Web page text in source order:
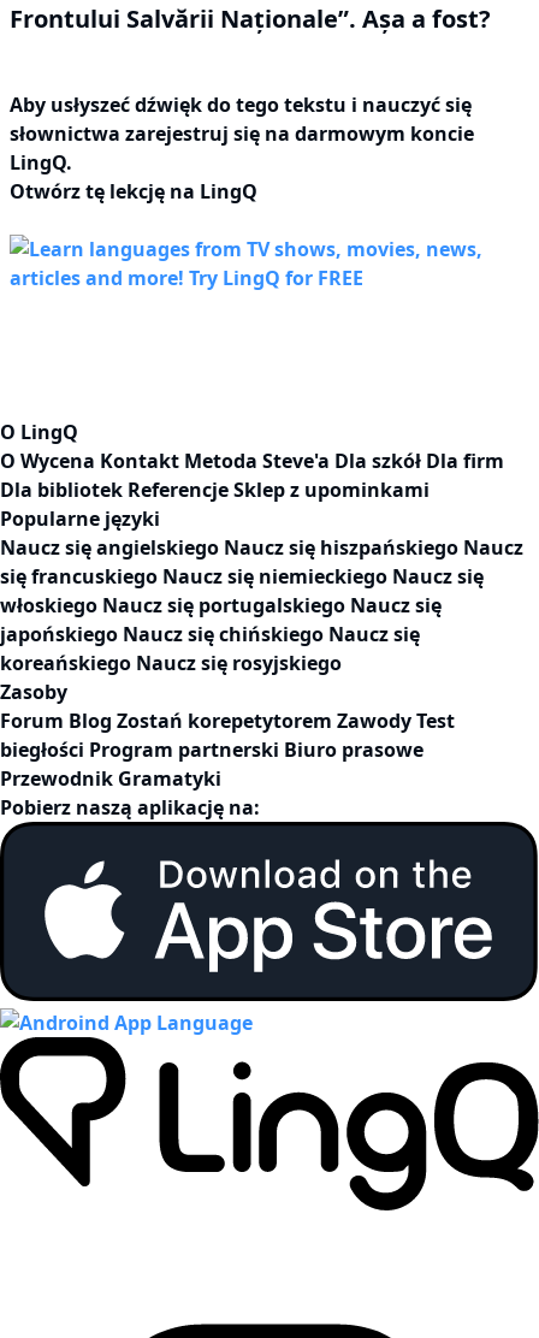
Frontului Salvării Naționale”. Așa a fost?
Aby usłyszeć dźwięk do tego tekstu i nauczyć się
słownictwa zarejestruj się na darmowym koncie
LingQ.
Otwórz tę lekcję na LingQ
O LingQ
O Wycena Kontakt Metoda Steve'a Dla szkół Dla firm
Dla bibliotek ReferencjeSklep z upominkami
Popularne języki
Naucz się angielskiego Naucz się hiszpańskiego Naucz
się francuskiego Naucz się niemieckiego Naucz się
włoskiego Naucz się portugalskiego Naucz się
japońskiego Naucz się chińskiego Naucz się
koreańskiego Naucz się rosyjskiego
Zasoby
Forum Blog Zostań korepetytorem ZawodyTest
biegłości Program partnerski Biuro prasowe
Przewodnik Gramatyki
Pobierz naszą aplikację na: